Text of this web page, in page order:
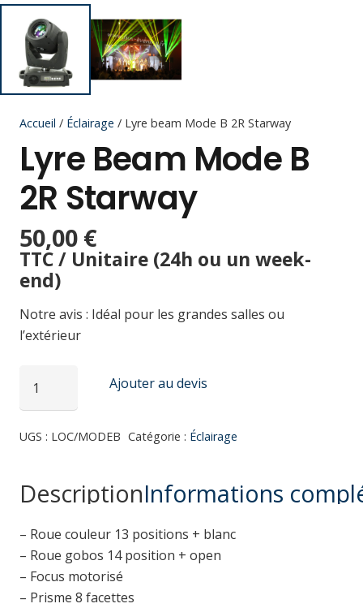
Accueil / Éclairage / Lyre beam Mode B 2R Starway
Lyre Beam Mode B
2R Starway
50,00 €
TTC / Unitaire (24h ou un week-
end)
Notre avis : Idéal pour les grandes salles ou
l’extérieur
beam
B
2R
Ajouter au devis
UGS : LOC/MODEB Catégorie : Éclairage
DescriptionInformations
– Roue couleur 13 positions + blanc
– Roue gobos 14 position + open
– Focus motorisé
– Prisme 8 facettes